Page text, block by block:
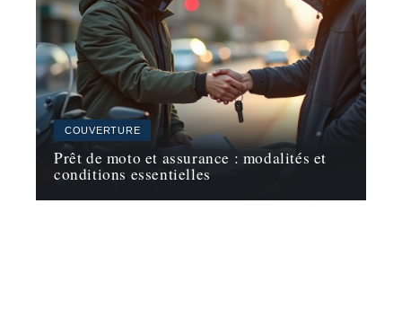
COUVERTURE
Prêt de moto et assurance : modalités et
conditions essentielles